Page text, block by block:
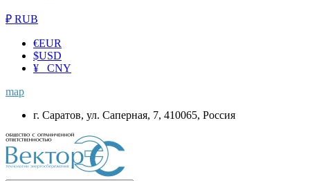
₽ RUB
€EUR
$USD
¥ CNY
map
г. Саратов, ул. Саперная, 7, 410065, Россия